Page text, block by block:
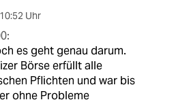
10:52 Uhr
es geht genau darum.
Börse erfüllt alle
Pflichten und war bis
ohne Probleme